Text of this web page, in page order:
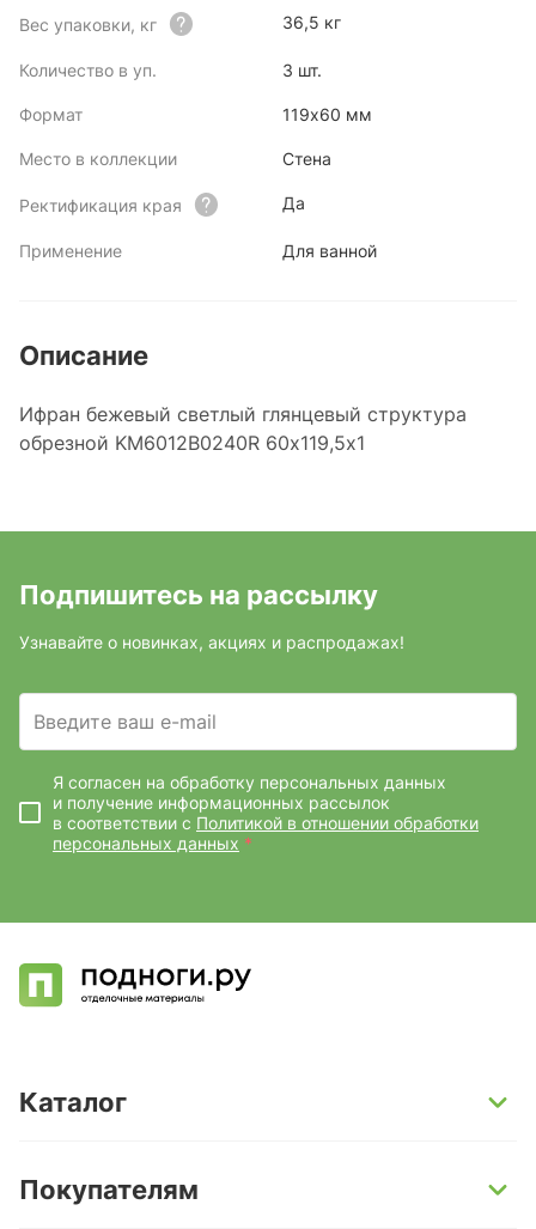
Вес упаковки, кг 36,5 кг
Количество в уп. 3 шт.
Формат 119x60 мм
Место в коллекции Стена
Ректификация края Да
Применение Для ванной
Описание
Ифран бежевый светлый глянцевый структура
обрезной KM6012B0240R 60x119,5x1
Подпишитесь на рассылку
Узнавайте о новинках, акциях и распродажах!
Введите ваш e-mail
Я согласен на обработку персональных данных
и получение информационных рассылок
в соответствии с Политикой в отношении обработки
персональных данных *
Каталог
Кварц-винил и LVT-плитка
Покупателям